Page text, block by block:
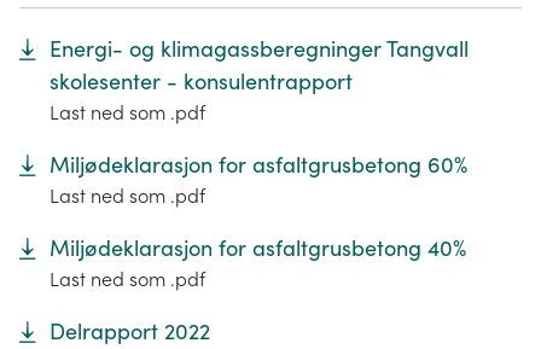
Energi- og klimagassberegninger Tangvall
skolesenter - konsulentrapport
Last ned som .pdf
Miljødeklarasjon for asfaltgrusbetong 60%
Last ned som .pdf
Miljødeklarasjon for asfaltgrusbetong 40%
Last ned som .pdf
Delrapport 2022